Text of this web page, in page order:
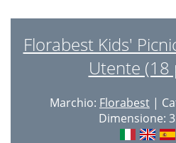
Florabest Kids'
Utente (18
Marchio: Florabest |
Dimensione: